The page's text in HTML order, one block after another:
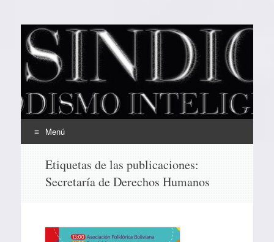
EL SINDICAL
Periodismo Inteligente
Menú
contenido
Etiquetas de las publicaciones:
Secretaría de Derechos Humanos